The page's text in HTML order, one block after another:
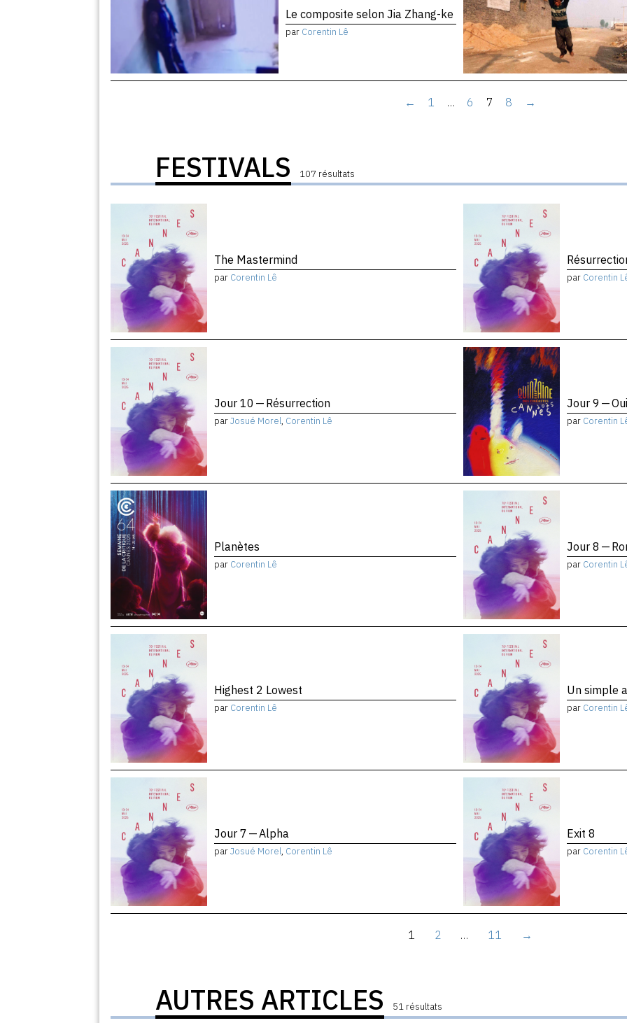
Le composite selon Jia Zhang-ke
par Corentin Lê
← 1 … 6 7 8 →
FESTIVALS 107 résultats
The Mastermind
par Corentin Lê par Corentin
Jour 10 — Résurrection
parJosué Morel, Corentin Lê
Jour 9 — Oui
par Corentin
Planètes
par Corentin Lê
Jour 8 —
par Corentin
Highest 2 Lowest
par Corentin Lê
Un simple
par Corentin
Jour 7 — Alpha
parJosué Morel, Corentin Lê
Exit 8
par Corentin
1 2 … 11 →
AUTRES ARTICLES 51 résultats